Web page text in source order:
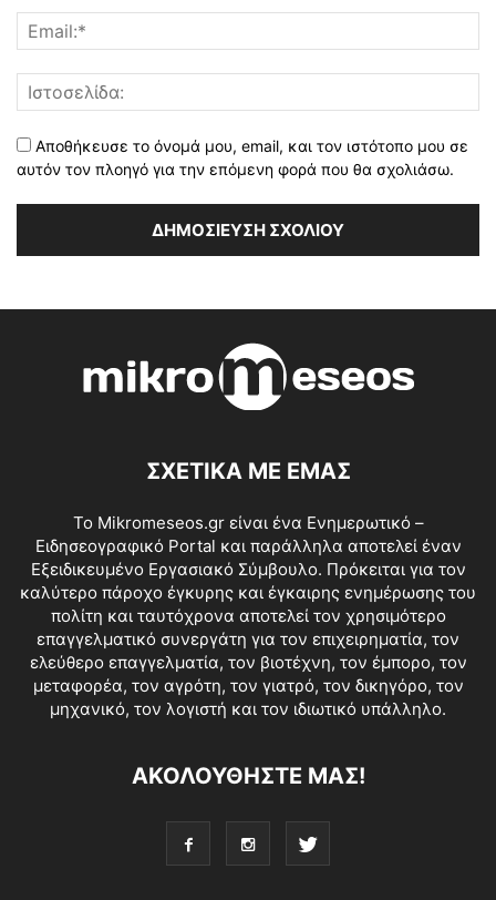
Αποθήκευσε το όνομά μου, email, και τον ιστότοπο μου σε
αυτόν τον πλοηγό για την επόμενη φορά που θα σχολιάσω.
ΣΧΕΤΙΚΑ ΜΕ ΕΜΑΣ
Το Mikromeseos.gr είναι ένα Ενημερωτικό –
Ειδησεογραφικό Portal και παράλληλα αποτελεί έναν
Εξειδικευμένο Εργασιακό Σύμβουλο. Πρόκειται για τον
καλύτερο πάροχο έγκυρης και έγκαιρης ενημέρωσης του
πολίτη και ταυτόχρονα αποτελεί τον χρησιμότερο
επαγγελματικό συνεργάτη για τον επιχειρηματία, τον
ελεύθερο επαγγελματία, τον βιοτέχνη, τον έμπορο, τον
μεταφορέα, τον αγρότη, τον γιατρό, τον δικηγόρο, τον
μηχανικό, τον λογιστή και τον ιδιωτικό υπάλληλο.
ΑΚΟΛΟΥΘΗΣΤΕ ΜΑΣ!